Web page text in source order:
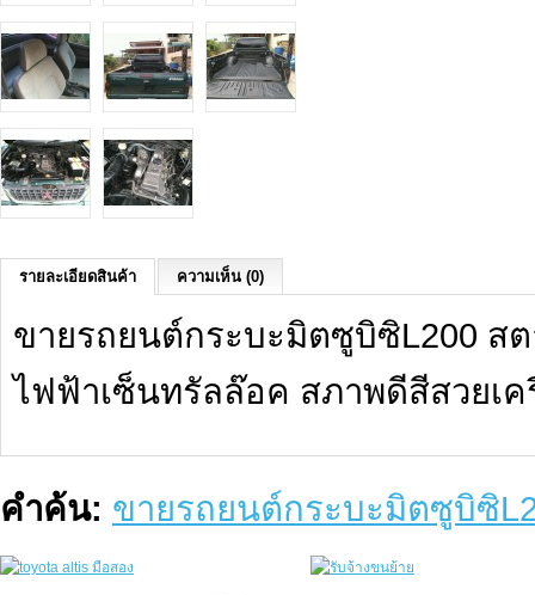
รายละเอียดสินค้า ความเห็น (0)
ขายรถยนต์กระบะมิตซูบิซิL200 ส
ไฟฟ้าเซ็นทรัลล๊อค สภาพดีสีสวยเ
คำค้น: ขายรถยนต์กระบะมิตซูบิซิ